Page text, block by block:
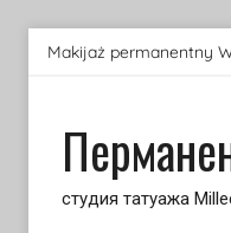
Перейти
Makijaż permanentny
студия татуажа